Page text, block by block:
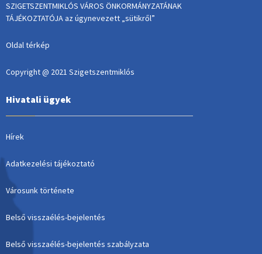
SZIGETSZENTMIKLÓS VÁROS ÖNKORMÁNYZATÁNAK
TÁJÉKOZTATÓJA az úgynevezett „sütikről”
Oldal térkép
Copyright @ 2021 Szigetszentmiklós
Hivatali ügyek
Hírek
Adatkezelési tájékoztató
Városunk története
Belső visszaélés-bejelentés
Belső visszaélés-bejelentés szabályzata